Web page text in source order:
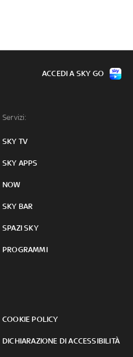
Servizi:
SKY TV
SKY APPS
NOW
SKY BAR
SPAZI SKY
PROGRAMMI
COOKIE POLICY
DICHIARAZIONE DI ACCESSIBILITÀ
ACCEDI A SKY GO